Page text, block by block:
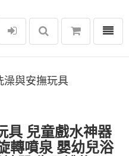
選單
澡與安撫玩具
具 兒童戲水神器
轉噴泉 嬰幼兒浴